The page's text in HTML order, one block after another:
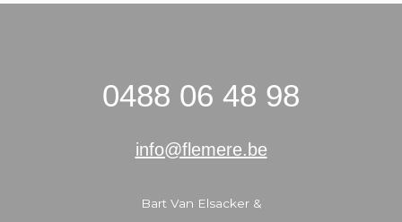
0488 06 48 98
info@flemere.be
Bart Van Elsacker &